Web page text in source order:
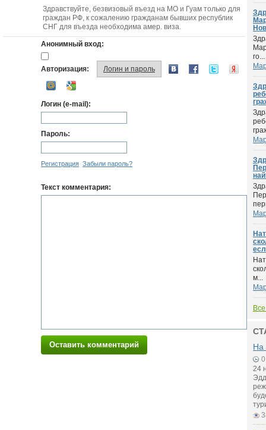
Здравствуйте, безвизовый въезд на МО и Гуам только для
граждан РФ, к сожалению гражданам бывших республик
СНГ для въезда необходима амер. виза.
Анонимный вход:
Авторизация: Логин и пароль
Логин (e-mail):
Пароль:
Регистрация Забыли пароль?
Текст комментария:
Оставить комментарий
го...
м...
На
24